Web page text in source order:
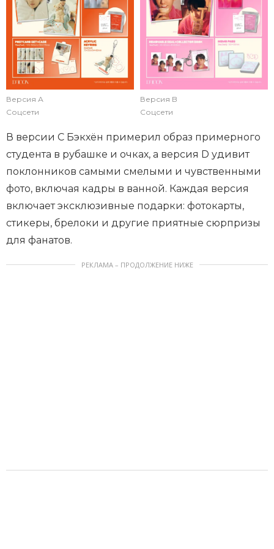
Версия А
Соцсети
Версия B
Соцсети
В версии С Бэкхён примерил образ примерного
студента в рубашке и очках, а версия D удивит
поклонников самыми смелыми и чувственными
фото, включая кадры в ванной. Каждая версия
включает эксклюзивные подарки: фотокарты,
стикеры, брелоки и другие приятные сюрпризы
для фанатов.
РЕКЛАМА – ПРОДОЛЖЕНИЕ НИЖЕ